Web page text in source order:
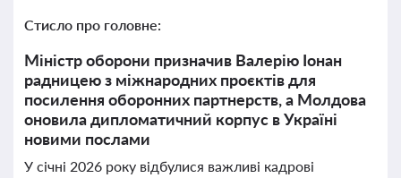
Стисло про головне:
Міністр оборони призначив Валерію Іонан
радницею з міжнародних проєктів для
посилення оборонних партнерств, а Молдова
оновила дипломатичний корпус в Україні
новими послами
У січні 2026 року відбулися важливі кадрові